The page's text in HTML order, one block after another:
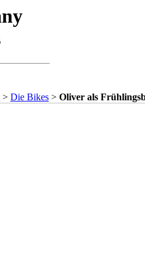
> Die Bikes > Oliver als